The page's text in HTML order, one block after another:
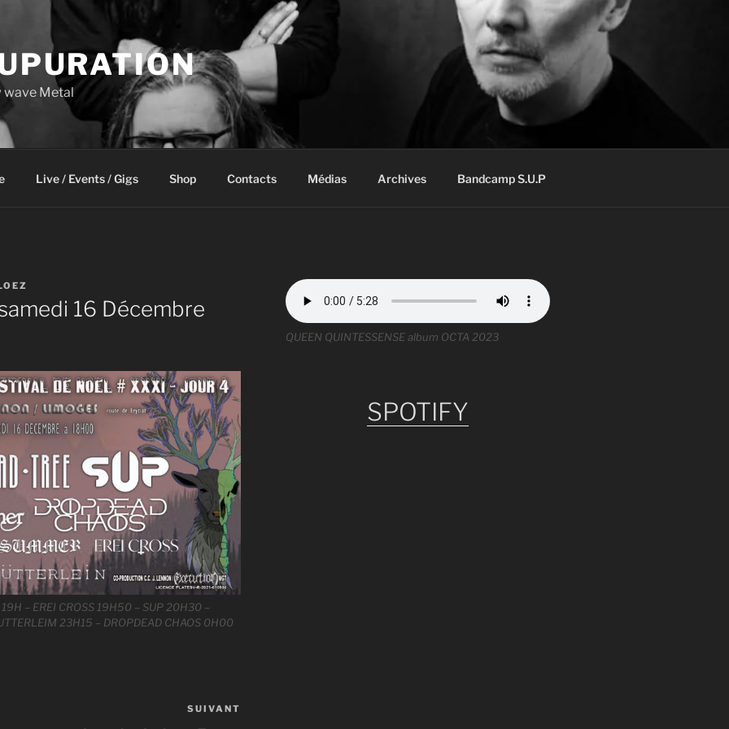
wave Metal
Live / Events / Gigs Shop Contacts Médias Archives Bandcamp S.U.P
16 Décembre
– EREI CROSS 19H50 – SUP 20H30 –
23H15 – DROPDEAD CHAOS 0H00
SUIVANT
QUEEN QUINTESSENSE album OCTA 2023
SPOTIFY